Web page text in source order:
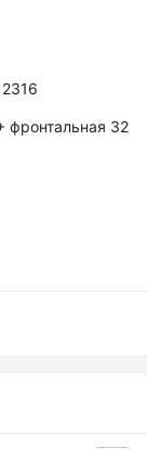
фронтальная 32